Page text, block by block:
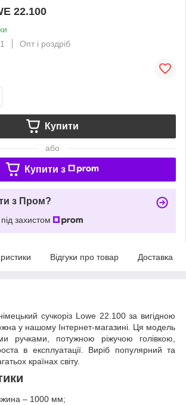
22.100
Опт і роздріб
Купити
або
Купити з
з Пром?
захистом
Відгуки про товар Доставка
сучкоріз Lowe 22.100 за вигідною
у нашому Інтернет-магазині. Ця модель
ручками, потужною ріжучою голівкою,
в експлуатації. Виріб популярний та
країнах світу.
– 1000 мм;